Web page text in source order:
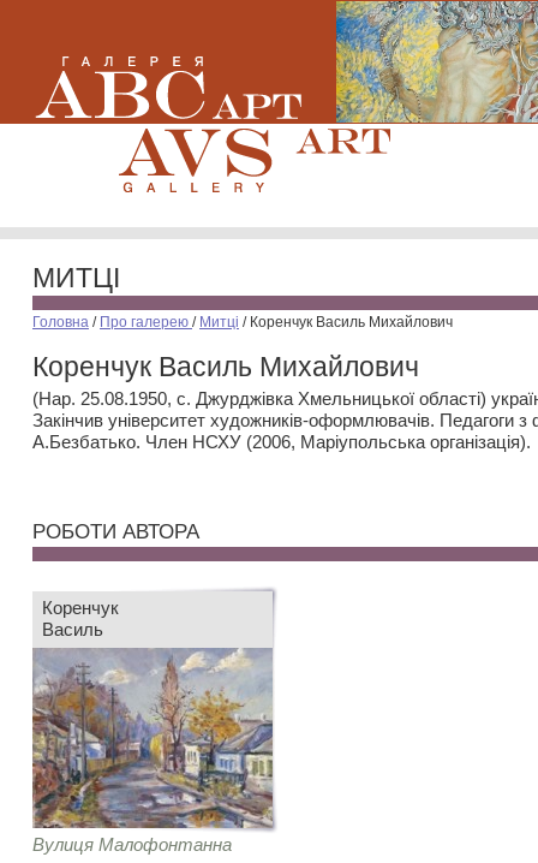
МИТЦІ
Головна / Про галерею / Митці / Коренчук Василь Михайлович
Коренчук Василь Михайлович
(Нар. 25.08.1950, с. Джурджівка Хмельницької області)
Закінчив університет художників-оформлювачів. Педагоги
А.Безбатько. Член НСХУ (2006, Маріупольська організація).
РОБОТИ АВТОРА
Коренчук
Василь
Вулиця Малофонтанна